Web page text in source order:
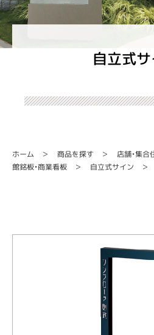
自立式
ホーム 商品を探す 店舗・集合
館銘板・商業看板 自立式サイン